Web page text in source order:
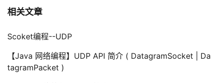
相关文章
Scoket编程--UDP
【Java 网络编程】UDP API 简介 ( DatagramSocket | Da
tagramPacket )